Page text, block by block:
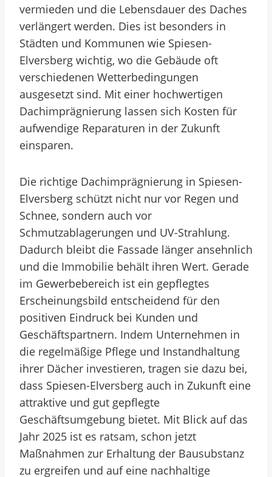
vermieden und die Lebensdauer des Daches
verlängert werden. Dies ist besonders in
Städten und Kommunen wie Spiesen-
Elversberg wichtig, wo die Gebäude oft
verschiedenen Wetterbedingungen
ausgesetzt sind. Mit einer hochwertigen
Dachimprägnierung lassen sich Kosten für
aufwendige Reparaturen in der Zukunft
einsparen.
Die richtige Dachimprägnierung in Spiesen-
Elversberg schützt nicht nur vor Regen und
Schnee, sondern auch vor
Schmutzablagerungen und UV-Strahlung.
Dadurch bleibt die Fassade länger ansehnlich
und die Immobilie behält ihren Wert. Gerade
im Gewerbebereich ist ein gepflegtes
Erscheinungsbild entscheidend für den
positiven Eindruck bei Kunden und
Geschäftspartnern. Indem Unternehmen in
die regelmäßige Pflege und Instandhaltung
ihrer Dächer investieren, tragen sie dazu bei,
dass Spiesen-Elversberg auch in Zukunft eine
attraktive und gut gepflegte
Geschäftsumgebung bietet. Mit Blick auf das
Jahr 2025 ist es ratsam, schon jetzt
Maßnahmen zur Erhaltung der Bausubstanz
zu ergreifen und auf eine nachhaltige